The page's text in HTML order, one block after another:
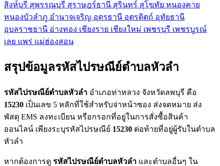
สิงห์บุรี สุพรรณบุรี สุราษฎร์ธานี สุรินทร์ สุโขทัย หนองคาย
หนองบัวลำภู อำนาจเจริญ อุดรธานี อุตรดิตถ์ อุทัยธานี
อุบลราชธานี อ่างทอง เชียงราย เชียงใหม่ เพชรบุรี เพชรบูรณ์
เลย แพร่ แม่ฮ่องสอน
สรุปข้อมูลรหัสไปรษณีย์ตำบลหัวลำ
รหัสไปรษณีย์ตำบลหัวลำ อำเภอท่าหลวง จังหวัดลพบุรี คือ
15230 เป็นเลข 5 หลักที่ใช้สำหรับจ่าหน้าซอง ส่งจดหมาย ส่ง
พัสดุ EMS ลงทะเบียน หรือกรอกที่อยู่ในการสั่งซื้อสินค้า
ออนไลน์ เพียงระบุรหัสไปรษณีย์ 15230 ต่อท้ายที่อยู่ผู้รับในตำบล
หัวลำ
หากต้องการดู รหัสไปรษณีย์ตำบลหัวลำ และตำบลอื่นๆ ใน